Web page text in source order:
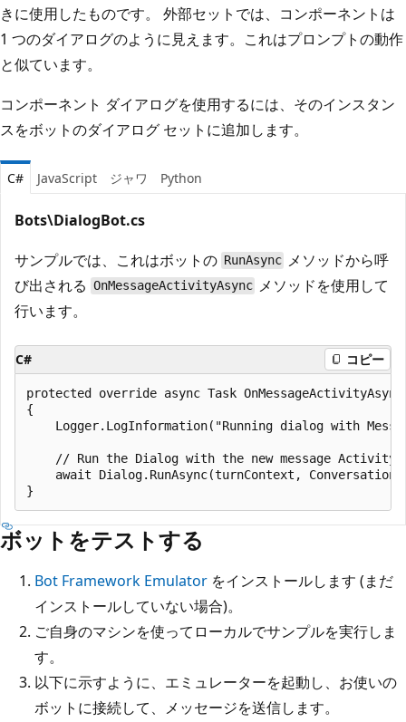
きに使用したものです。 外部セットでは、コンポーネントは
1 つのダイアログのように見えます。これはプロンプトの動作
と似ています。
コンポーネント ダイアログを使用するには、そのインスタン
スをボットのダイアログ セットに追加します。
C# JavaScript ジャワ Python
Bots\DialogBot.cs
サンプルでは、これはボットの RunAsync メソッドから呼
び出される OnMessageActivityAsync メソッドを使用して
行います。
C# コピー
protected override async Task
{
Logger.LogInformation("Running dialog with
    // Run the Dialog with the new message Activity.
await Dialog.RunAsync(turnContext,
ボットをテストする
Bot Framework Emulator をインストールします (まだ
インストールしていない場合)。
ご自身のマシンを使ってローカルでサンプルを実行しま
す。
以下に示すように、エミュレーターを起動し、お使いの
ボットに接続して、メッセージを送信します。